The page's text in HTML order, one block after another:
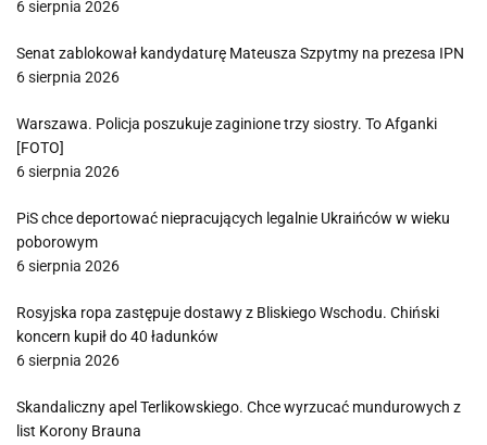
6 sierpnia 2026
Senat zablokował kandydaturę Mateusza Szpytmy na prezesa IPN
6 sierpnia 2026
Warszawa. Policja poszukuje zaginione trzy siostry. To Afganki
[FOTO]
6 sierpnia 2026
PiS chce deportować niepracujących legalnie Ukraińców w wieku
poborowym
6 sierpnia 2026
Rosyjska ropa zastępuje dostawy z Bliskiego Wschodu. Chiński
koncern kupił do 40 ładunków
6 sierpnia 2026
Skandaliczny apel Terlikowskiego. Chce wyrzucać mundurowych z
list Korony Brauna